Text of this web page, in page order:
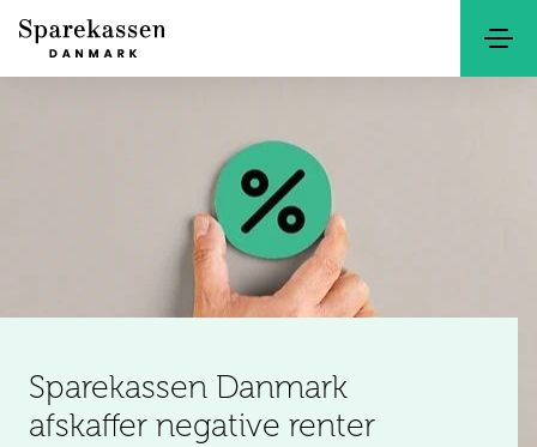
Sparekassen Danmark
afskaffer negative renter